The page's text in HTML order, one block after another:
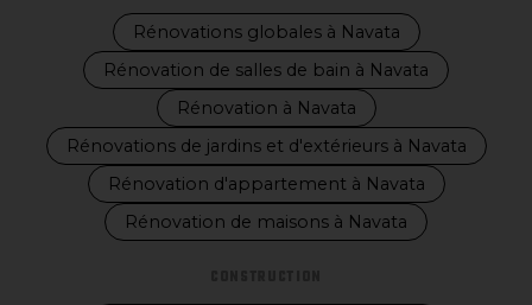
Rénovations globales à Navata
Rénovation de salles de bain à Navata
Rénovation à Navata
Rénovations de jardins et d'extérieurs à Navata
Rénovation d'appartement à Navata
Rénovation de maisons à Navata